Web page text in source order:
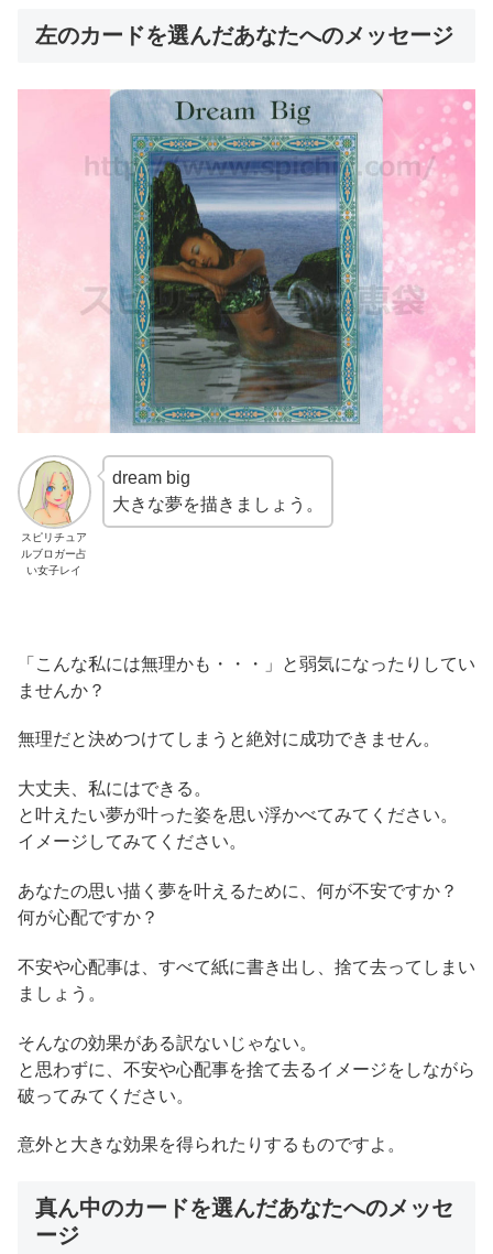
左のカードを選んだあなたへのメッセージ
スピリチュア
ルブロガー占
い女子レイ
dream big
大きな夢を描きましょう。
「こんな私には無理かも・・・」と弱気になったりしてい
ませんか？
無理だと決めつけてしまうと絶対に成功できません。
大丈夫、私にはできる。
と叶えたい夢が叶った姿を思い浮かべてみてください。
イメージしてみてください。
あなたの思い描く夢を叶えるために、何が不安ですか？
何が心配ですか？
不安や心配事は、すべて紙に書き出し、捨て去ってしまい
ましょう。
そんなの効果がある訳ないじゃない。
と思わずに、不安や心配事を捨て去るイメージをしながら
破ってみてください。
意外と大きな効果を得られたりするものですよ。
真ん中のカードを選んだあなたへのメッセ
ージ